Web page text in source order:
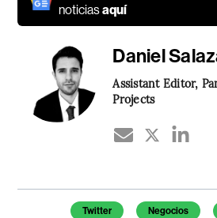
noticiasaquí
Daniel
Assistant Editor,
Projects
Temas de este artículo
Twitter Negocios